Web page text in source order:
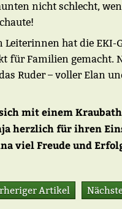
nicht schlecht,
Leiterinnen hat die EKI-
für Familien gemacht.
Ruder – voller Elan
mit einem
herzlich für ihren
viel Freude und
Artikel